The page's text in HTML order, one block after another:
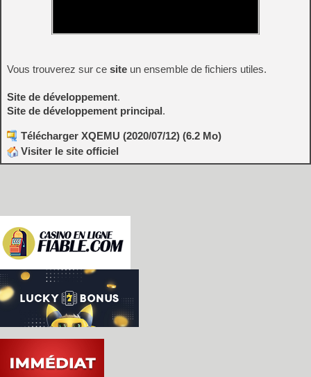
Vous trouverez sur ce site un ensemble de fichiers utiles.
Site de développement.
Site de développement principal.
Télécharger XQEMU (2020/07/12) (6.2 Mo)
Visiter le site officiel